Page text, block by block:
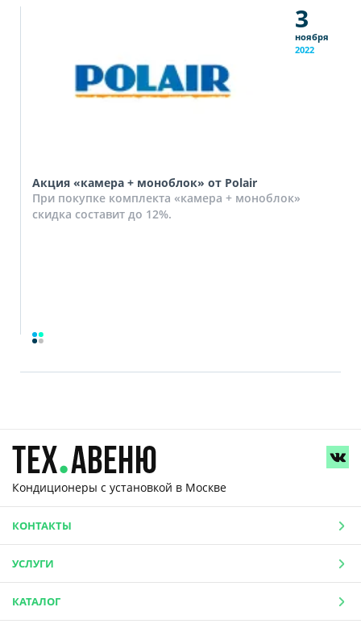
3
ноября
2022
Акция «камера + моноблок» от Polair
При покупке комплекта «камера + моноблок»
скидка составит до 12%.
Кондиционеры с установкой в Москве
КОНТАКТЫ
УСЛУГИ
КАТАЛОГ